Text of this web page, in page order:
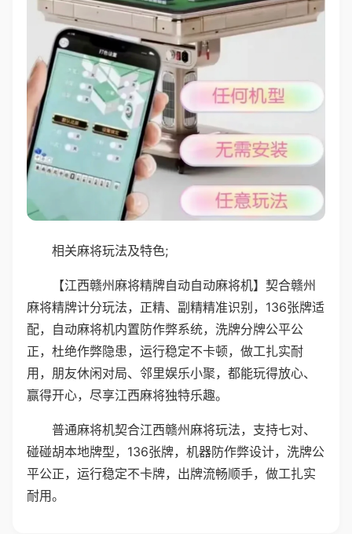
相关麻将玩法及特色;
【江西赣州麻将精牌自动自动麻将机】契合赣州
麻将精牌计分玩法，正精、副精精准识别，136张牌适
配，自动麻将机内置防作弊系统，洗牌分牌公平公
正，杜绝作弊隐患，运行稳定不卡顿，做工扎实耐
用，朋友休闲对局、邻里娱乐小聚，都能玩得放心、
赢得开心，尽享江西麻将独特乐趣。
普通麻将机契合江西赣州麻将玩法，支持七对、
碰碰胡本地牌型，136张牌，机器防作弊设计，洗牌公
平公正，运行稳定不卡牌，出牌流畅顺手，做工扎实
耐用。